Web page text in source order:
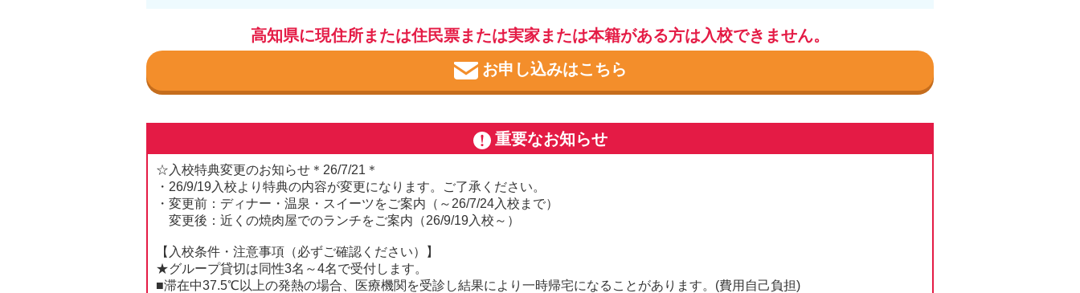
高知県に現住所または住民票または実家または本籍がある方は入校できません。
お申し込みはこちら
重要なお知らせ
☆入校特典変更のお知らせ＊26/7/21＊
・26/9/19入校より特典の内容が変更になります。ご了承ください。
・変更前：ディナー・温泉・スイーツをご案内（～26/7/24入校まで）
変更後：近くの焼肉屋でのランチをご案内（26/9/19入校～）
【入校条件・注意事項（必ずご確認ください）】
★グループ貸切は同性3名～4名で受付します。
■滞在中37.5℃以上の発熱の場合、医療機関を受診し結果により一時帰宅になることがあります。(費用自己負担)